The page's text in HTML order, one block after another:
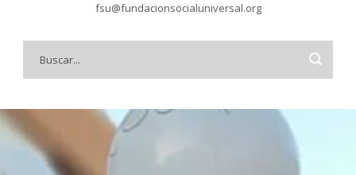
fsu@fundacionsocialuniversal.org